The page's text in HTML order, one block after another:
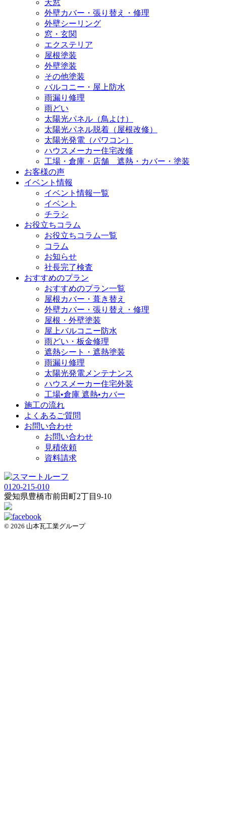
天窓
外壁カバー・張り替え・修理
外壁シーリング
窓・玄関
エクステリア
屋根塗装
外壁塗装
その他塗装
バルコニー・屋上防水
雨漏り修理
雨どい
太陽光パネル（鳥よけ）
太陽光パネル脱着（屋根改修）
太陽光発電（パワコン）
ハウスメーカー住宅改修
工場・倉庫・店舗 遮熱・カバー・塗装
お客様の声
イベント情報
イベント情報一覧
イベント
チラシ
お役立ちコラム
お役立ちコラム一覧
コラム
お知らせ
社長完了検査
おすすめのプラン
おすすめのプラン一覧
屋根カバー・葺き替え
外壁カバー・張り替え・修理
屋根・外壁塗装
屋上バルコニー防水
雨どい・板金修理
遮熱シート・遮熱塗装
雨漏り修理
太陽光発電メンテナンス
ハウスメーカー住宅外装
工場•倉庫 遮熱•カバー
施工の流れ
よくあるご質問
お問い合わせ
お問い合わせ
見積依頼
資料請求
0120-215-010
愛知県豊橋市前田町2丁目9-10
© 2026 山本瓦工業グループ